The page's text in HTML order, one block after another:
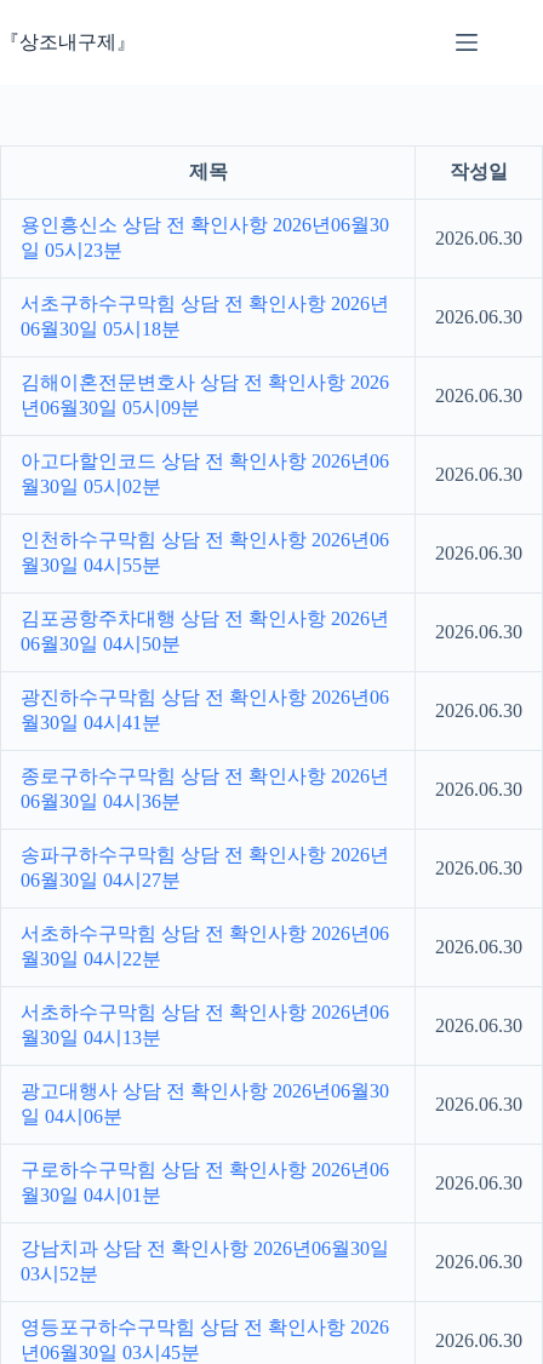
문『상조내구제』
제목 작성일
용인흥신소 상담 전 확인사항 2026년06월30
일 05시23분
2026.06.30
서초구하수구막힘 상담 전 확인사항 2026년
06월30일 05시18분
2026.06.30
김해이혼전문변호사 상담 전 확인사항 2026
년06월30일 05시09분
2026.06.30
아고다할인코드 상담 전 확인사항 2026년06
월30일 05시02분
2026.06.30
인천하수구막힘 상담 전 확인사항 2026년06
월30일 04시55분
2026.06.30
김포공항주차대행 상담 전 확인사항 2026년
06월30일 04시50분
2026.06.30
광진하수구막힘 상담 전 확인사항 2026년06
월30일 04시41분
2026.06.30
종로구하수구막힘 상담 전 확인사항 2026년
06월30일 04시36분
2026.06.30
송파구하수구막힘 상담 전 확인사항 2026년
06월30일 04시27분
2026.06.30
서초하수구막힘 상담 전 확인사항 2026년06
월30일 04시22분
2026.06.30
서초하수구막힘 상담 전 확인사항 2026년06
월30일 04시13분
2026.06.30
광고대행사 상담 전 확인사항 2026년06월30
일 04시06분
2026.06.30
구로하수구막힘 상담 전 확인사항 2026년06
월30일 04시01분
2026.06.30
강남치과 상담 전 확인사항 2026년06월30일
03시52분
2026.06.30
영등포구하수구막힘 상담 전 확인사항 2026
년06월30일 03시45분
2026.06.30